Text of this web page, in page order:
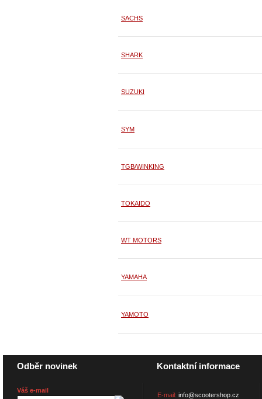
SACHS
SHARK
SUZUKI
SYM
TGB/WINKING
TOKAIDO
WT MOTORS
YAMAHA
YAMOTO
Odběr novinek
Váš e-mail
Kontaktní informace
E-mail: info@scootershop.cz